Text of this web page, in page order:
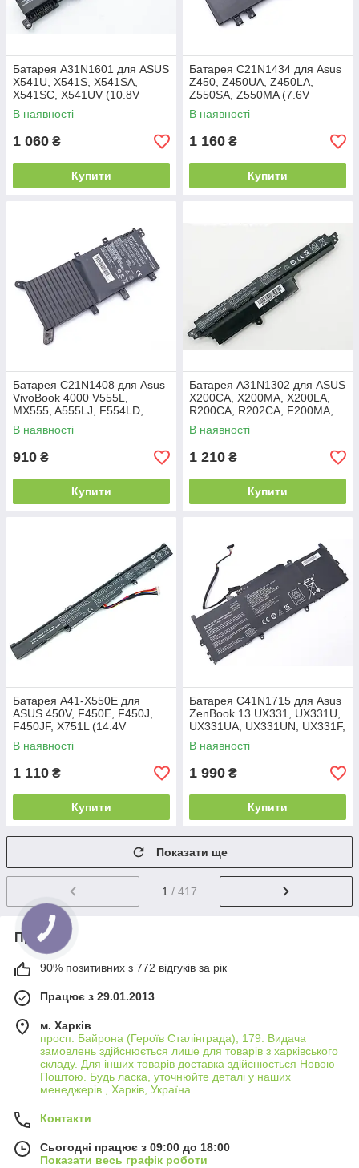
Батарея A31N1601 для ASUS
X541U, X541S, X541SA,
X541SC, X541UV (10.8V
2600mAh).
В наявності
1 060 ₴
Купити
Батарея C21N1434 для Asus
Z450, Z450UA, Z450LA,
Z550SA, Z550MA (7.6V
4000mAh 30Wh)
В наявності
1 160 ₴
Купити
Батарея C21N1408 для Asus
VivoBook 4000 V555L,
MX555, A555LJ, F554LD,
V555LB (7.6V 4100mAh
31Wh)
В наявності
910 ₴
Купити
Батарея A31N1302 для ASUS
X200CA, X200MA, X200LA,
R200CA, R202CA, F200MA,
F200CA (11.25V 2600mAh
29Wh)
В наявності
1 210 ₴
Купити
Батарея A41-X550E для
ASUS 450V, F450E, F450J,
F450JF, X751L (14.4V
2600mAh).
В наявності
1 110 ₴
Купити
Батарея C41N1715 для Asus
ZenBook 13 UX331, UX331U,
UX331UA, UX331UN, UX331F,
UX331FN, U3100U, U3100UN,
U3100F (15.3V 3000mAh
В наявності
1 990 ₴
Купити
Показати ще
1 / 417
Про нас
90% позитивних з 772 відгуків за рік
Працює з 29.01.2013
м. Харків
просп. Байрона (Героїв Сталінграда), 179. Видача
замовлень здійснюється лише для товарів з харківського
складу. Для інших товарів доставка здійснюється Новою
Поштою. Будь ласка, уточнюйте деталі у наших
менеджерів., Харків, Україна
Контакти
Сьогодні працює з 09:00 до 18:00
Показати весь графік роботи